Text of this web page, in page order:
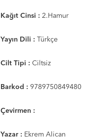
Kağıt Cinsi : 2.Hamur
Yayın Dili : Türkçe
Cilt Tipi : Ciltsiz
Barkod : 9789750849480
Çevirmen :
Yazar : Ekrem Alican